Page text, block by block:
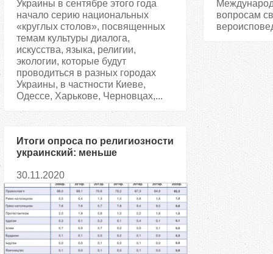
Украины в сентябре этого года
начало серию национальных
«круглых столов», посвященных
темам культуры диалога,
искусства, языка, религии,
экологии, которые будут
проводиться в разных городах
Украины, в частности Киеве,
Одессе, Харькове, Черновцах,...
вопросам
Итоги опроса по религиозности
украинский: меньше
равнодушных
30.11.2020